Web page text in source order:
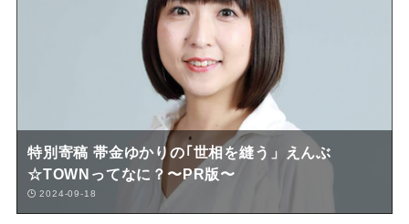
特別寄稿 帯金ゆかりの｢世相を縫う」えんぶ
☆TOWNってなに？〜PR版〜
2024-09-18